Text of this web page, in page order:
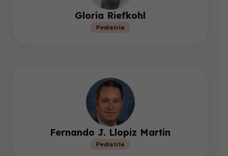
Gloria Riefkohl
Pediatría
Fernando J. Llopiz Martín
Pediatría